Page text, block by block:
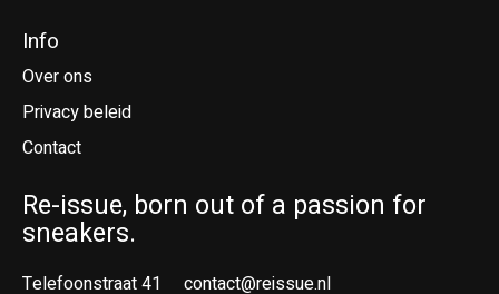
Info
Over ons
Privacy beleid
Contact
Re-issue, born out of a passion for
sneakers.
Telefoonstraat 41 contact@reissue.nl